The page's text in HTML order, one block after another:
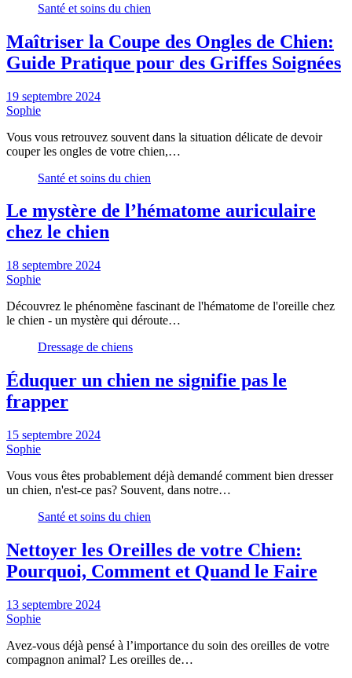
Santé et soins du chien
Maîtriser la Coupe des Ongles de Chien:
Guide Pratique pour des Griffes Soignées
19 septembre 2024
Sophie
Vous vous retrouvez souvent dans la situation délicate de devoir
couper les ongles de votre chien,…
Santé et soins du chien
Le mystère de l’hématome auriculaire
chez le chien
18 septembre 2024
Sophie
Découvrez le phénomène fascinant de l'hématome de l'oreille chez
le chien - un mystère qui déroute…
Dressage de chiens
Éduquer un chien ne signifie pas le
frapper
15 septembre 2024
Sophie
Vous vous êtes probablement déjà demandé comment bien dresser
un chien, n'est-ce pas? Souvent, dans notre…
Santé et soins du chien
Nettoyer les Oreilles de votre Chien:
Pourquoi, Comment et Quand le Faire
13 septembre 2024
Sophie
Avez-vous déjà pensé à l’importance du soin des oreilles de votre
compagnon animal? Les oreilles de…